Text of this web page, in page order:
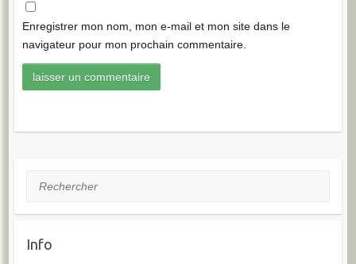
Enregistrer mon nom, mon e-mail et mon site dans le
navigateur pour mon prochain commentaire.
Rechercher
Info